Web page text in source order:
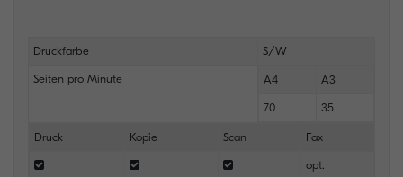
Druckfarbe S/W
Seiten pro Minute A4 A3
70 35
Druck Kopie Scan Fax
opt.